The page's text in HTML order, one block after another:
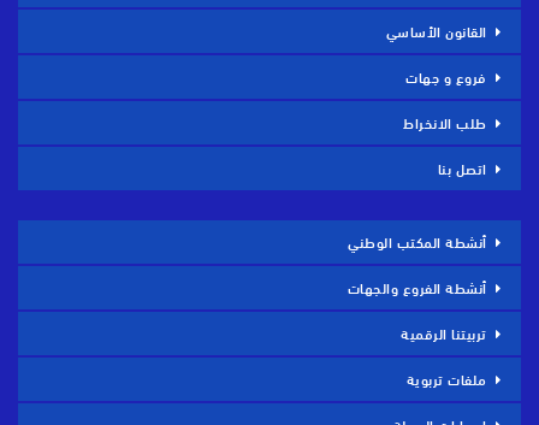
القانون الأساسي
فروع و جهات
طلب الانخراط
اتصل بنا
أنشطة المكتب الوطني
أنشطة الفروع والجهات
تربيتنا الرقمية
ملفات تربوية